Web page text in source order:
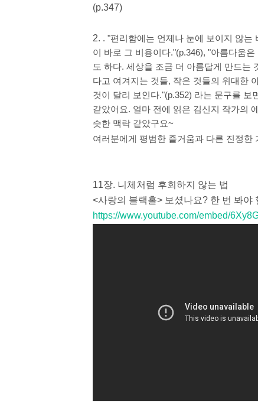
(p.347)
2. . "편리함에는 언제나 눈에 보이지 않
이 바로 그 비용이다."(p.346), "아름다움
도 하다. 세상을 조금 더 아름답게 만드는
다고 여겨지는 것들, 작은 것들의 위대한
것이 달리 보인다."(p.352) 라는 문구를 보
같았어요. 얼마 전에 읽은 김신지 작가의
슷한 맥락 같았구요~
여러분에게 평범한 즐거움과 다른 진정
11장. 니체처럼 후회하지 않는 법
<사랑의 블랙홀> 보셨나요? 한 번 봐야
https://www.youtube.com/embed/